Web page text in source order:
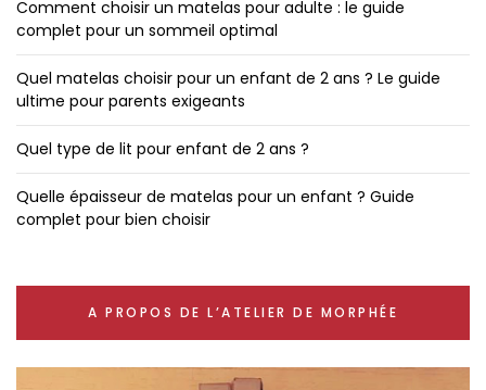
Comment choisir un matelas pour adulte : le guide
complet pour un sommeil optimal
Quel matelas choisir pour un enfant de 2 ans ? Le guide
ultime pour parents exigeants
Quel type de lit pour enfant de 2 ans ?
Quelle épaisseur de matelas pour un enfant ? Guide
complet pour bien choisir
A PROPOS DE L’ATELIER DE MORPHÉE